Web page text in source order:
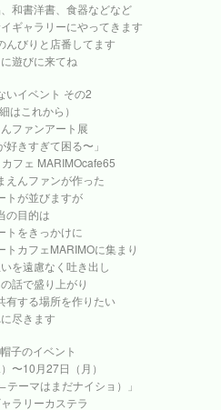
和書洋書、食器などなど
ギャラリーにやってきます
んびりと店番してます
遊びに来てね
いイベント その2
はこれから）
んファンアート展
好きすぎて困る〜」
フェ MARIMOcafe65
えんファンが作った
トが並びますが
の目的は
トをきっかけに
トカフェMARIMOに集まり
を遠慮なく吐き出し
話で盛り上がり
有する場所を作りたい
尽きます
子のイベント
〜10月27日（月）
ーマはまだナイショ）」
ラリーカステラ